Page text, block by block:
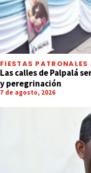
FIESTAS
Las calles de Palpalá
y peregrinación
7 de agosto, 2026